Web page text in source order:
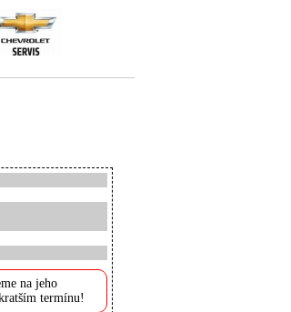
na jeho
termínu!